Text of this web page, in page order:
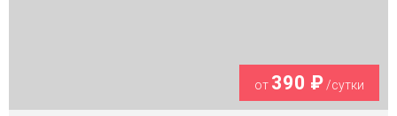
от 390 ₽/сутки